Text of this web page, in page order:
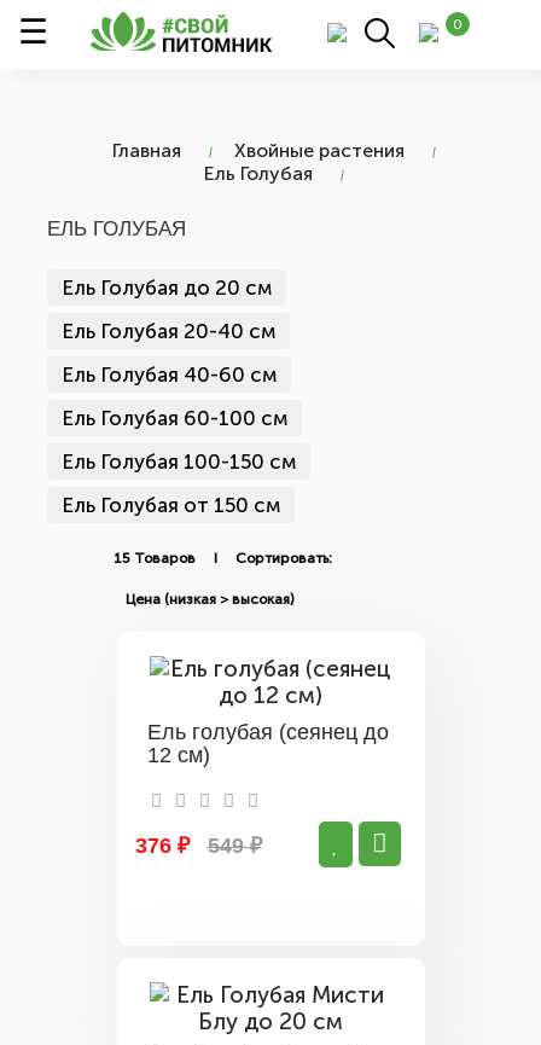
0
Главная
Хвойные растения
Ель Голубая
ЕЛЬ ГОЛУБАЯ
Ель Голубая до 20 см
Ель Голубая 20-40 см
Ель Голубая 40-60 см
Ель Голубая 60-100 см
Ель Голубая 100-150 см
Ель Голубая от 150 см
15 Товаров I Сортировать:
Ель голубая (сеянец до
12 см)
376 ₽ 549 ₽